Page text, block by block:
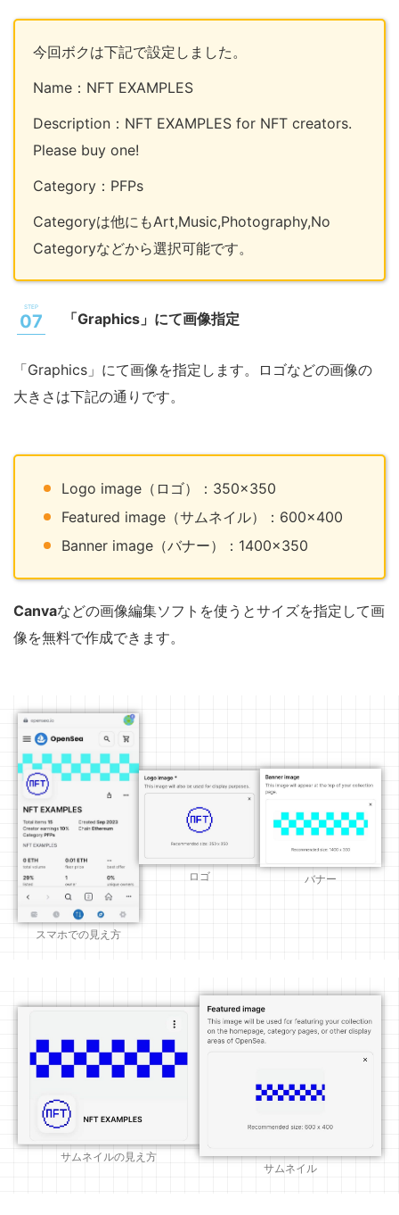
今回ボクは下記で設定しました。
Name：NFT EXAMPLES
Description：NFT EXAMPLES for NFT creators.
Please buy one!
Category：PFPs
Categoryは他にもArt,Music,Photography,No
Categoryなどから選択可能です。
「Graphics」にて画像指定
「Graphics」にて画像を指定します。ロゴなどの画像の
大きさは下記の通りです。
Logo image（ロゴ）：350×350
Featured image（サムネイル）：600×400
Banner image（バナー）：1400×350
Canvaなどの画像編集ソフトを使うとサイズを指定して画
像を無料で作成できます。
スマホでの見え方
ロゴ バナー
サムネイルの見え方
サムネイル